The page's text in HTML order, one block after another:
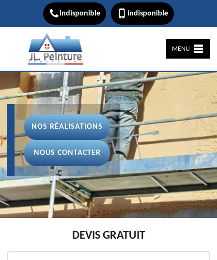
indisponible indisponible
MENU
NOS RÉALISATIONS
NOUS CONTACTER
DEVIS GRATUIT